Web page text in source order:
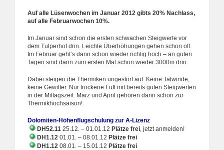
Auf alle Lüsenwochen im Januar 2012 gibts 20% Nachlass,
auf alle Februarwochen 10%.
Im Januar sind schon die ersten schwachen Steigwerte vor
dem Tulperhof drin. Leichte Überhöhungen gehen schon oft.
Im Februar geht’s dann schon wieder richtig hoch – an guten
Tagen sind dann zum ersten Mal schon wieder 3000m drin.
Dabei steigen die Thermiken ungestört auf: Keine Talwinde,
keine Gewitter. Nur trockene Luft mit bereits guten Steigwerten
in der Mittagszeit. März und April gehören dann schon zur
Thermikhochsaison!
Dolomiten-Höhenflugschulung zur A-Lizenz
DH52.11 25.12. – 01.01.12 Plätze frei , jetzt anmelden!
DH1.12 01.01. – 08.01.12 Plätze frei
DH1.12 08.01. – 15.01.12 Plätze frei